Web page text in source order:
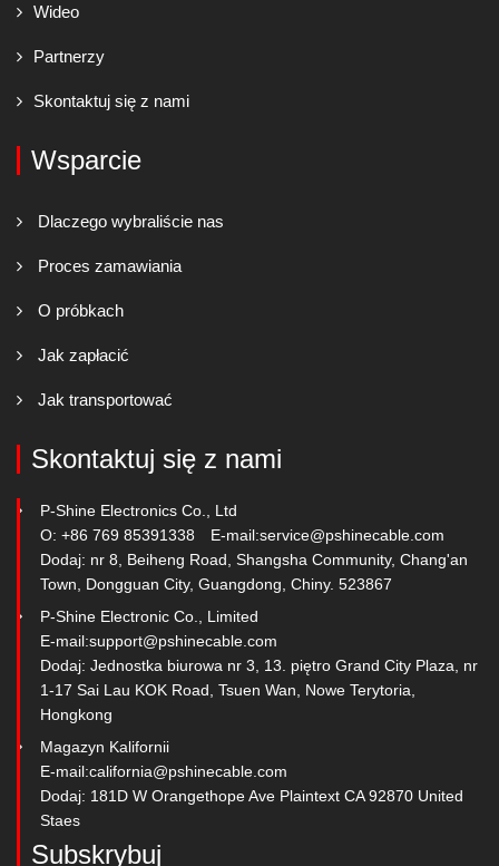
Wideo
Partnerzy
Skontaktuj się z nami
Wsparcie
Dlaczego wybraliście nas
Proces zamawiania
O próbkach
Jak zapłacić
Jak transportować
Skontaktuj się z nami
P-Shine Electronics Co., Ltd
O: +86 769 85391338
E-mail:service@pshinecable.com
Dodaj: nr 8, Beiheng Road, Shangsha Community, Chang'an
Town, Dongguan City, Guangdong, Chiny. 523867
P-Shine Electronic Co., Limited
E-mail:support@pshinecable.com
Dodaj: Jednostka biurowa nr 3, 13. piętro Grand City Plaza, nr
1-17 Sai Lau KOK Road, Tsuen Wan, Nowe Terytoria,
Hongkong
Magazyn Kalifornii
E-mail:california@pshinecable.com
Dodaj: 181D W Orangethope Ave Plaintext CA 92870 United
Staes
Subskrybuj